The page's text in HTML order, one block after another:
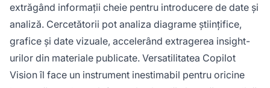
extrăgând informații cheie pentru introducere de date și
analiză. Cercetătorii pot analiza diagrame științifice,
grafice și date vizuale, accelerând extragerea insight-
urilor din materiale publicate. Versatilitatea Copilot
Vision îl face un instrument inestimabil pentru oricine